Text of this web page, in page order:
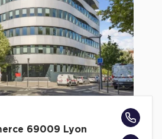
69009 Lyon